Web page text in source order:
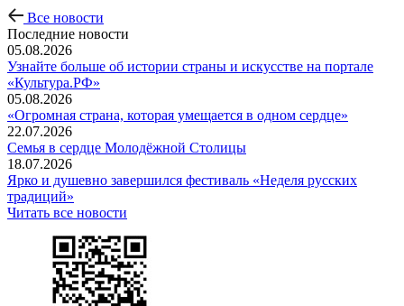
Все новости
Последние новости
05.08.2026
Узнайте больше об истории страны и искусстве на портале
«Культура.РФ»
05.08.2026
«Огромная страна, которая умещается в одном сердце»
22.07.2026
Семья в сердце Молодёжной Столицы
18.07.2026
Ярко и душевно завершился фестиваль «Неделя русских
традиций»
Читать все новости